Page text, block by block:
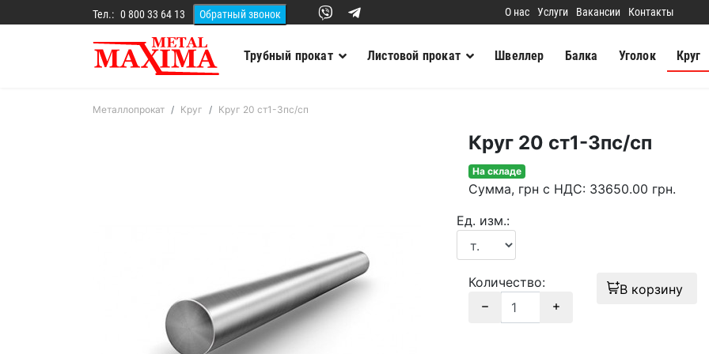
Тел.: 0 800 33 64 13 О нас Услуги Вакансии Контакты
Трубный прокат Листовой прокат Швеллер Балка Уголок Круг
Металлопрокат Круг Круг 20 ст1-3пс/сп
Круг 20 ст1-3пс/сп
На складе
Сумма, грн с НДС: 33650.00 грн.
Ед. изм.:
Количество: В корзину